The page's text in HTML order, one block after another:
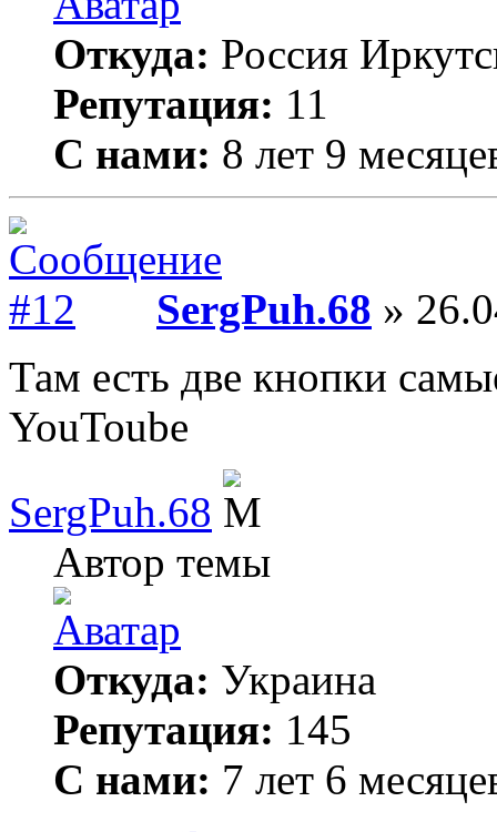
Откуда: Россия
Репутация: 11
С нами: 8 лет 9
SergPuh.68 »
Там есть две кнопки
YouToube
SergPuh.68
Автор темы
Откуда: Украина
Репутация: 145
С нами: 7 лет 6